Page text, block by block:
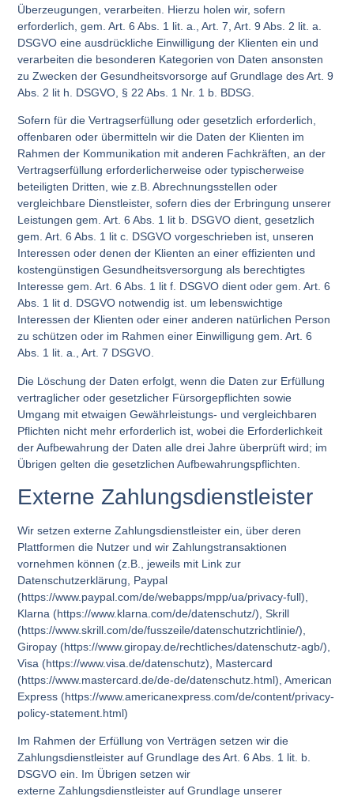
Überzeugungen, verarbeiten. Hierzu holen wir, sofern
erforderlich, gem. Art. 6 Abs. 1 lit. a., Art. 7, Art. 9 Abs. 2 lit. a.
DSGVO eine ausdrückliche Einwilligung der Klienten ein und
verarbeiten die besonderen Kategorien von Daten ansonsten
zu Zwecken der Gesundheitsvorsorge auf Grundlage des Art. 9
Abs. 2 lit h. DSGVO, § 22 Abs. 1 Nr. 1 b. BDSG.
Sofern für die Vertragserfüllung oder gesetzlich erforderlich,
offenbaren oder übermitteln wir die Daten der Klienten im
Rahmen der Kommunikation mit anderen Fachkräften, an der
Vertragserfüllung erforderlicherweise oder typischerweise
beteiligten Dritten, wie z.B. Abrechnungsstellen oder
vergleichbare Dienstleister, sofern dies der Erbringung unserer
Leistungen gem. Art. 6 Abs. 1 lit b. DSGVO dient, gesetzlich
gem. Art. 6 Abs. 1 lit c. DSGVO vorgeschrieben ist, unseren
Interessen oder denen der Klienten an einer effizienten und
kostengünstigen Gesundheitsversorgung als berechtigtes
Interesse gem. Art. 6 Abs. 1 lit f. DSGVO dient oder gem. Art. 6
Abs. 1 lit d. DSGVO notwendig ist. um lebenswichtige
Interessen der Klienten oder einer anderen natürlichen Person
zu schützen oder im Rahmen einer Einwilligung gem. Art. 6
Abs. 1 lit. a., Art. 7 DSGVO.
Die Löschung der Daten erfolgt, wenn die Daten zur Erfüllung
vertraglicher oder gesetzlicher Fürsorgepflichten sowie
Umgang mit etwaigen Gewährleistungs- und vergleichbaren
Pflichten nicht mehr erforderlich ist, wobei die Erforderlichkeit
der Aufbewahrung der Daten alle drei Jahre überprüft wird; im
Übrigen gelten die gesetzlichen Aufbewahrungspflichten.
Externe Zahlungsdienstleister
Wir setzen externe Zahlungsdienstleister ein, über deren
Plattformen die Nutzer und wir Zahlungstransaktionen
vornehmen können (z.B., jeweils mit Link zur
Datenschutzerklärung, Paypal
(https://www.paypal.com/de/webapps/mpp/ua/privacy-full),
Klarna (https://www.klarna.com/de/datenschutz/), Skrill
(https://www.skrill.com/de/fusszeile/datenschutzrichtlinie/),
Giropay (https://www.giropay.de/rechtliches/datenschutz-agb/),
Visa (https://www.visa.de/datenschutz), Mastercard
(https://www.mastercard.de/de-de/datenschutz.html), American
Express (https://www.americanexpress.com/de/content/privacy-
policy-statement.html)
Im Rahmen der Erfüllung von Verträgen setzen wir die
Zahlungsdienstleister auf Grundlage des Art. 6 Abs. 1 lit. b.
DSGVO ein. Im Übrigen setzen wir
externe Zahlungsdienstleister auf Grundlage unserer